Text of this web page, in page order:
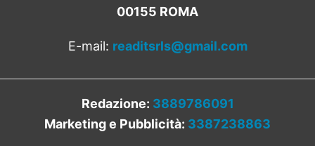
00155 ROMA
E-mail: readitsrls@gmail.com
Redazione: 3889786091
Marketing e Pubblicità: 3387238863